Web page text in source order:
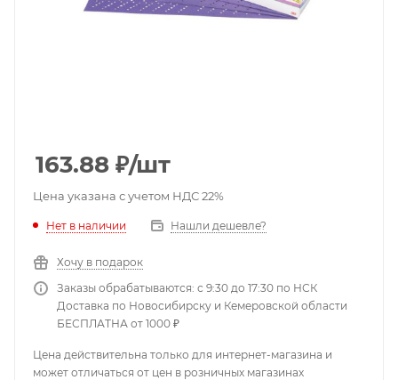
163.88 ₽/шт
Цена указана с учетом НДС 22%
Нет в наличии Нашли дешевле?
Хочу в подарок
Заказы обрабатываются: с 9:30 до 17:30 по НСК
Доставка по Новосибирску и Кемеровской области
БЕСПЛАТНА от 1000 ₽
Цена действительна только для интернет-магазина и
может отличаться от цен в розничных магазинах